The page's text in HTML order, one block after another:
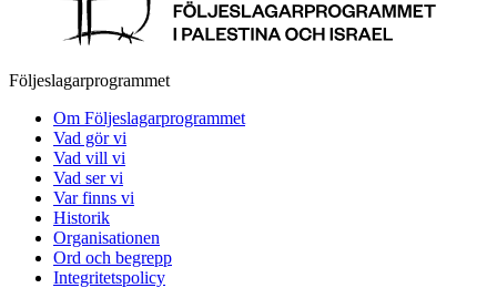
Följeslagarprogrammet
Om Följeslagarprogrammet
Vad gör vi
Vad vill vi
Vad ser vi
Var finns vi
Historik
Organisationen
Ord och begrepp
Integritetspolicy